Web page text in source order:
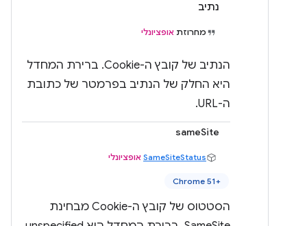
נתיב
מחרוזת אופציונלי
הנתיב של קובץ ה-Cookie. ברירת המחדל
היא החלק של הנתיב בפרמטר של כתובת
ה-URL.
sameSite
SameSiteStatus אופציונלי
Chrome 51+‎
הסטטוס של קובץ ה-Cookie מבחינת